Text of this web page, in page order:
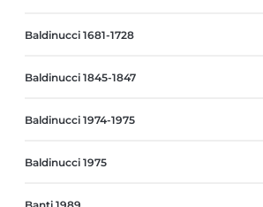
Baldinucci 1681-1728
Baldinucci 1845-1847
Baldinucci 1974-1975
Baldinucci 1975